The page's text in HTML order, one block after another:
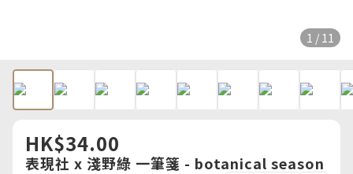
1 / 11
HK$34.00
表現社 x 淺野綠 一筆箋 - botanical season